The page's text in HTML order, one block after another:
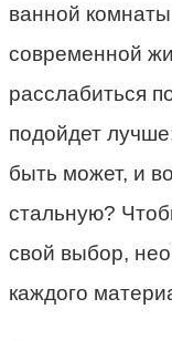
ванной
современной
расслабиться
подойдет
быть может, и
стальную?
свой выбор,
каждого